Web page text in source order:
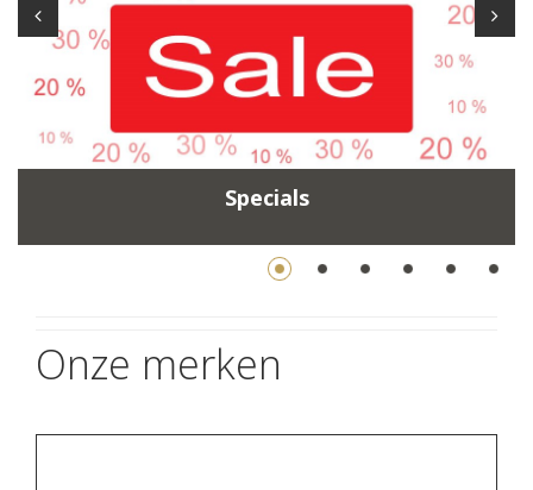
Specials
Onze merken